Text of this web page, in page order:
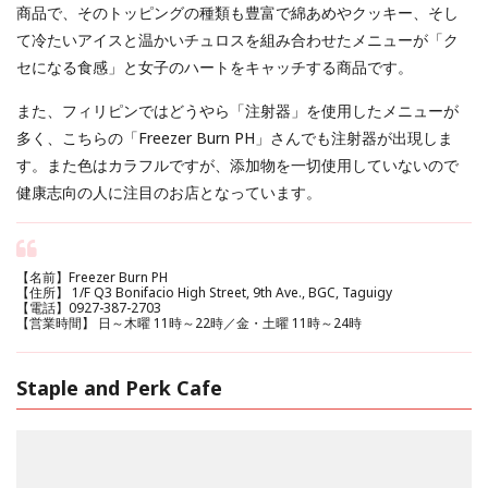
商品で、そのトッピングの種類も豊富で綿あめやクッキー、そし
て冷たいアイスと温かいチュロスを組み合わせたメニューが「ク
セになる食感」と女子のハートをキャッチする商品です。
また、フィリピンではどうやら「注射器」を使用したメニューが
多く、こちらの「Freezer Burn PH」さんでも注射器が出現しま
す。また色はカラフルですが、添加物を一切使用していないので
健康志向の人に注目のお店となっています。
【名前】Freezer Burn PH
【住所】 1/F Q3 Bonifacio High Street, 9th Ave., BGC, Taguigy
【電話】0927-387-2703
【営業時間】 日～木曜 11時～22時／金・土曜 11時～24時
Staple and Perk Cafe